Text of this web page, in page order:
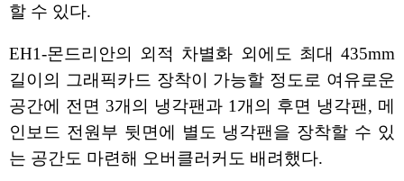
할 수 있다.
EH1-몬드리안의 외적 차별화 외에도 최대 435mm
길이의 그래픽카드 장착이 가능할 정도로 여유로운
공간에 전면 3개의 냉각팬과 1개의 후면 냉각팬, 메
인보드 전원부 뒷면에 별도 냉각팬을 장착할 수 있
는 공간도 마련해 오버클러커도 배려했다.